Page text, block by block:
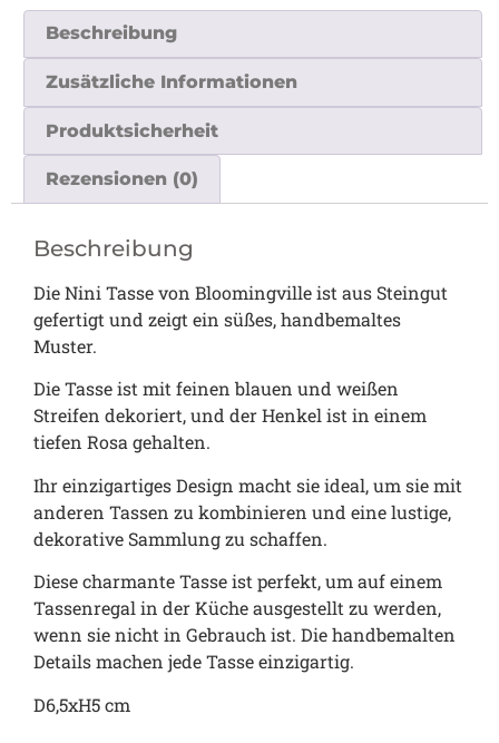
Beschreibung
Zusätzliche Informationen
Produktsicherheit
Rezensionen (0)
Beschreibung
Die Nini Tasse von Bloomingville ist aus Steingut
gefertigt und zeigt ein süßes, handbemaltes
Muster.
Die Tasse ist mit feinen blauen und weißen
Streifen dekoriert, und der Henkel ist in einem
tiefen Rosa gehalten.
Ihr einzigartiges Design macht sie ideal, um sie mit
anderen Tassen zu kombinieren und eine lustige,
dekorative Sammlung zu schaffen.
Diese charmante Tasse ist perfekt, um auf einem
Tassenregal in der Küche ausgestellt zu werden,
wenn sie nicht in Gebrauch ist. Die handbemalten
Details machen jede Tasse einzigartig.
D6,5xH5 cm